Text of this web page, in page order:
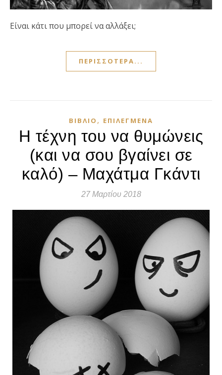
Είναι κάτι που μπορεί να αλλάξει;
ΠΕΡΙΣΣΌΤΕΡΑ...
ΒΙΒΛΊΟ , ΕΠΙΛΕΓΜΈΝΑ
Η τέχνη του να θυμώνεις
(και να σου βγαίνει σε
καλό) – Μαχάτμα Γκάντι
27 Μαρτίου 2018